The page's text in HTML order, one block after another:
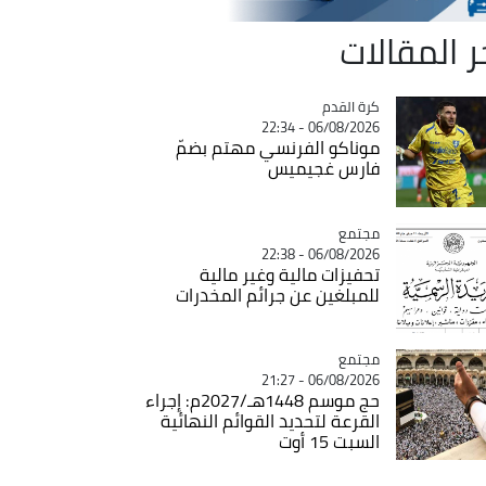
المقالات
Catégorie
كرة القدم
06/08/2026 - 22:34
موناكو الفرنسي مهتم بضمّ
فارس غجيميس
Catégorie
مجتمع
06/08/2026 - 22:38
تحفيزات مالية وغير مالية
للمبلغين عن جرائم المخدرات
Catégorie
مجتمع
06/08/2026 - 21:27
حج موسم 1448هـ/2027م: إجراء
القرعة لتحديد القوائم النهائية
السبت 15 أوت